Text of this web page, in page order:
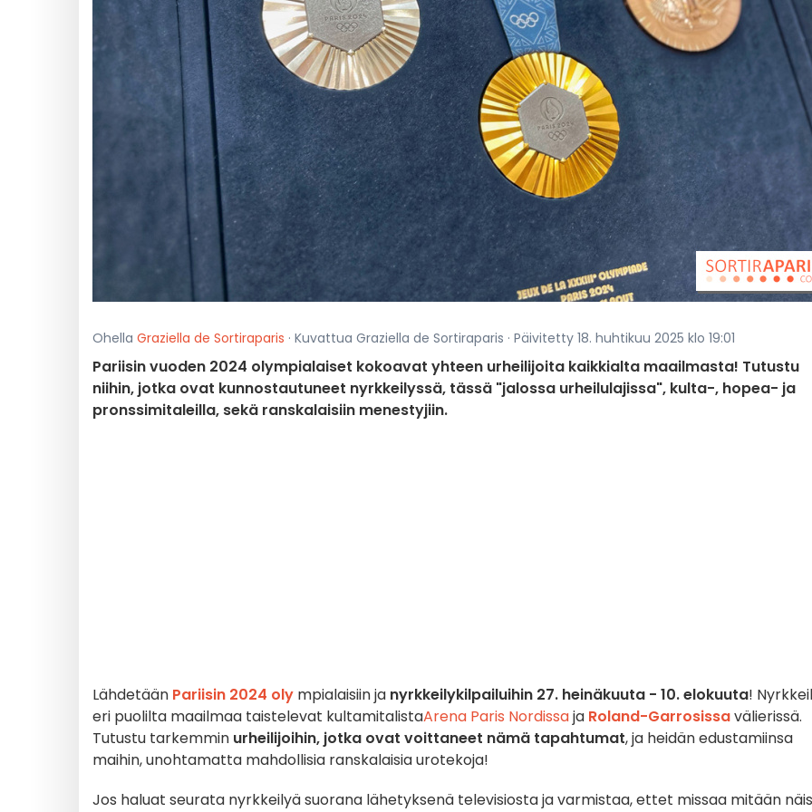
Ohella Graziella de Sortiraparis · Kuvattua Graziella de Sortiraparis · Päivitetty 18. huhtikuu 2025 klo 19:01
Pariisin vuoden 2024 olympialaiset kokoavat yhteen urheilijoita kaikkialta maailmasta! Tutustu
niihin, jotka ovat kunnostautuneet nyrkkeilyssä, tässä "jalossa urheilulajissa", kulta-, hopea- ja
pronssimitaleilla, sekä ranskalaisiin menestyjiin.
Lähdetään Pariisin 2024 oly mpialaisiin ja nyrkkeilykilpailuihin 27. heinäkuuta - 10. elokuuta!
eri puolilta maailmaa taistelevat kultamitalistaArena Paris Nordissaja Roland-Garrosissavälierissä.
Tutustu tarkemmin urheilijoihin, jotka ovat voittaneet nämä tapahtumat, ja heidän edustamiinsa
maihin, unohtamatta mahdollisia ranskalaisia urotekoja!
Jos haluat seurata nyrkkeilyä suorana lähetyksenä televisiosta ja varmistaa, ettet missaa mitään